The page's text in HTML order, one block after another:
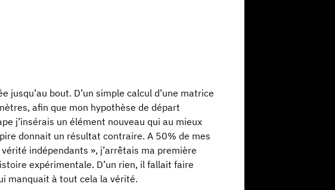
bout. D’un simple calcul d’une matrice
afin que mon hypothèse de départ
j’insérais un élément nouveau qui au mieux
donnait un résultat contraire. A 50% de mes
indépendants », j’arrêtais ma première
expérimentale. D’un rien, il fallait faire
manquait à tout cela la vérité.